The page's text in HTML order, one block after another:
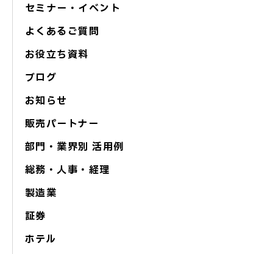
セミナー・イベント
よくあるご質問
お役立ち資料
ブログ
お知らせ
販売パートナー
部門・業界別 活用例
総務・人事・経理
製造業
証券
ホテル